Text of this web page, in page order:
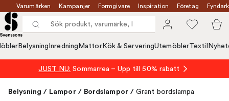
Varumärken Kampanjer Formgivare Inspiration Företag
Belysning Inredning MattorKök & ServeringUtemöblerTextil
JUST NU: Sommarrea – Upp till 50% rabatt
Belysning / Lampor / Bordslampor / Grant bordslampa